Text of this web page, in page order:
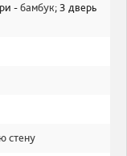
-бамбук; 3 дверь
стену